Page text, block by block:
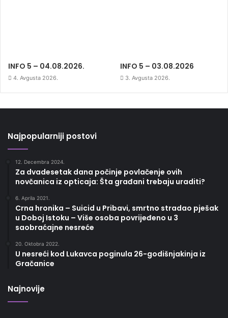
INFO 5 – 04.08.2026.
4. Avgusta 2026.
INFO 5 – 03.08.2026
3. Avgusta 2026.
Najpopularniji postovi
12. Decembra 2024.
Za dvadesetak dana počinje povlačenje ovih
novčanica iz opticaja: Šta građani trebaju uraditi?
6. Aprila 2021.
Crna hronika – Suicid u Pribavi, smrtno stradao pješak
u Doboj Istoku – Više osoba povrijeđeno u 3
saobraćajne nesreće
20. Oktobra 2022.
U nesreći kod Lukavca poginula 26-godišnjakinja iz
Gračanice
Najnovije